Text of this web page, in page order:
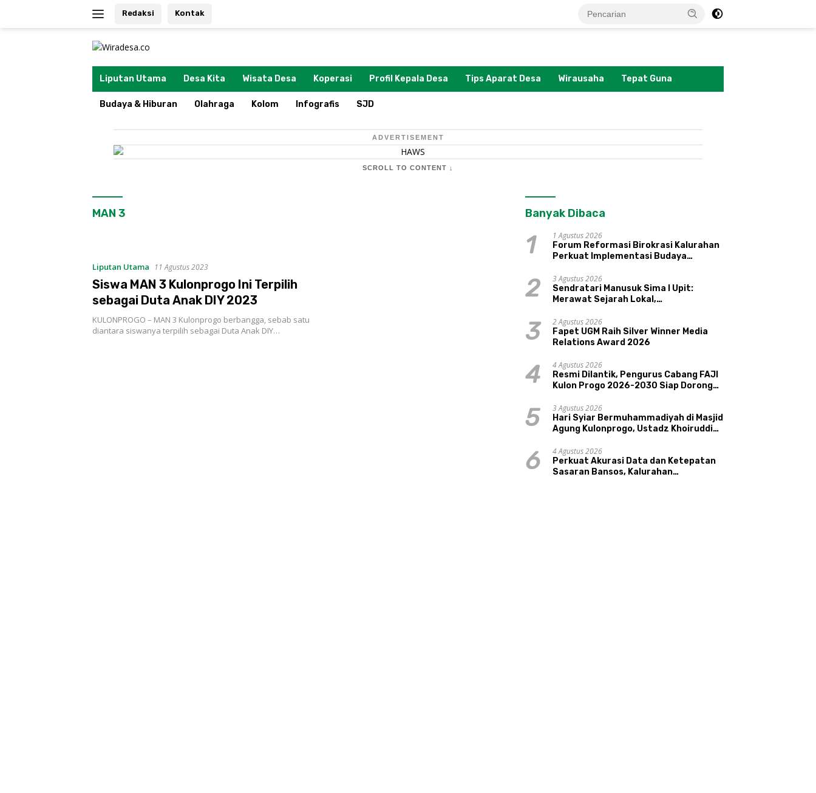
Redaksi Kontak
Liputan Utama Desa Kita Wisata Desa Koperasi Profil Kepala Desa Tips Aparat Desa Wirausaha Tepat Guna
Budaya & Hiburan Olahraga Kolom Infografis SJD
ADVERTISEMENT
SCROLL TO CONTENT ↓
MAN 3
Liputan Utama 11 Agustus 2023
Siswa MAN 3 Kulonprogo Ini Terpilih
sebagai Duta Anak DIY 2023
KULONPROGO – MAN 3 Kulonprogo berbangga, sebab satu
diantara siswanya terpilih sebagai Duta Anak DIY…
Banyak Dibaca
1
1 Agustus 2026
Forum Reformasi Birokrasi Kalurahan
Perkuat Implementasi Budaya
Kepamongan DIY
2
3 Agustus 2026
Sendratari Manusuk Sima I Upit:
Merawat Sejarah Lokal,
Pariwisata, dan Ekologi Klaten
3
2 Agustus 2026
Fapet UGM Raih Silver Winner Media
Relations Award 2026
4
4 Agustus 2026
Resmi Dilantik, Pengurus Cabang FAJI
Kulon Progo 2026-2030 Siap Dorong
Sungai Progo
5
3 Agustus 2026
Hari Syiar Bermuhammadiyah di Masjid
Agung Kulonprogo, Ustadz Khoiruddin
Sakinah Adalah Agama
6
4 Agustus 2026
Perkuat Akurasi Data dan Ketepatan
Sasaran Bansos, Kalurahan